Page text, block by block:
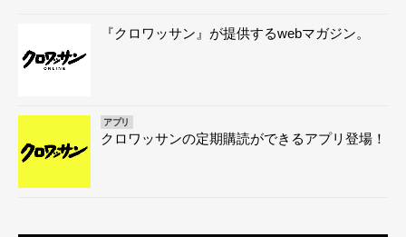
『クロワッサン』が提供するwebマガジン。
アプリ
クロワッサンの定期購読ができるアプリ登場！